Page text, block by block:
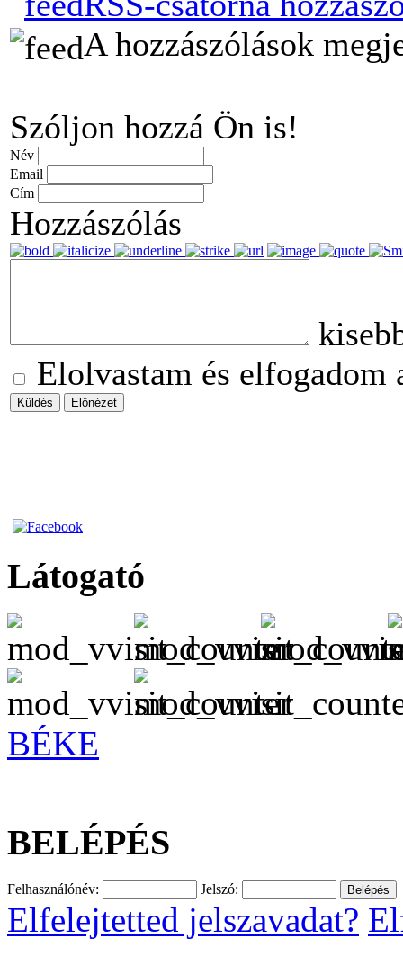
A hozzászólások
Szóljon hozzá Ön is!
Név
Email
Cím
Hozzászólás
Elolvastam és
Küldés Előnézet
Látogató
BÉKE
BELÉPÉS
Felhasználónév: Jelszó:
Elfelejtetted jelszavadat?